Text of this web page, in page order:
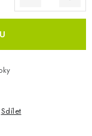
Sdílet